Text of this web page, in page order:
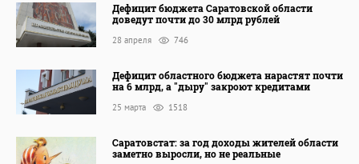
Дефицит бюджета Саратовской области
доведут почти до 30 млрд рублей
28 апреля 746
Дефицит областного бюджета нарастят почти
на 6 млрд, а "дыру" закроют кредитами
25 марта 1518
Саратовстат: за год доходы жителей области
заметно выросли, но не реальные